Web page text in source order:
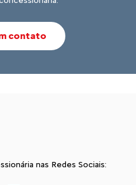
contato
nas Redes Sociais: